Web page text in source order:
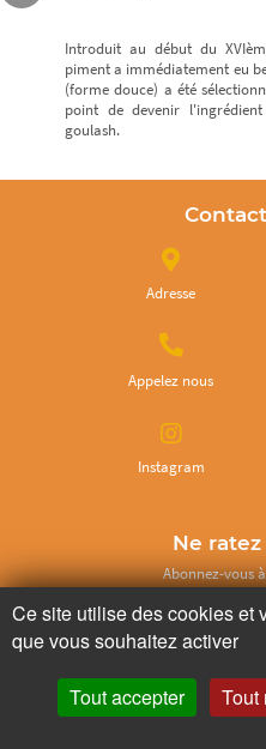
Introduit au début du
piment a immédiatement eu
(forme douce) a été
point de devenir
goulash.
Adresse
Appelez nous
Instagram
Ne
Abonnez-vous
Je
Ce site utilise des cookies et
que vous souhaitez activer
Tout accepter Tout